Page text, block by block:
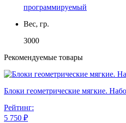
программируемый
Вес, гр.
3000
Рекомендуемые товары
Блоки геометрические мягкие.
Рейтинг:
5 750 ₽